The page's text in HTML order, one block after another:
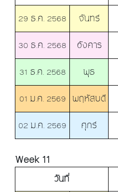
29 ธ.ค. 2568
จันทร์
30 ธ.ค. 2568
อังคาร
31 ธ.ค. 2568
พุธ
01 ม.ค. 2569
พฤหัสบดี
02 ม.ค. 2569
ศุกร์
Week 11
วันที่